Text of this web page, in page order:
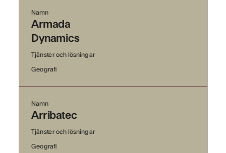
Namn
Armada
Dynamics
Tjänster och lösningar
Geografi
Namn
Arribatec
Tjänster och lösningar
Geografi